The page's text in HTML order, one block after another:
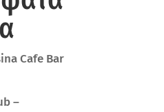
Cafe Bar
–